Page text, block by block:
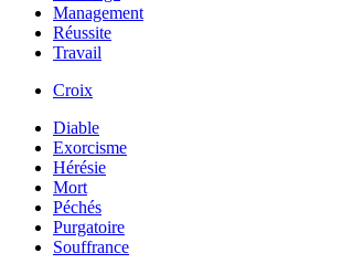
Management
Réussite
Travail
Croix
Diable
Exorcisme
Hérésie
Mort
Péchés
Purgatoire
Souffrance